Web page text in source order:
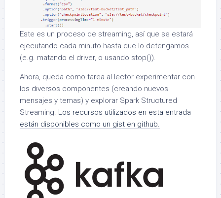
Este es un proceso de streaming, así que se estará
ejecutando cada minuto hasta que lo detengamos
(e.g. matando el driver, o usando stop()).
Ahora, queda como tarea al lector experimentar con
los diversos componentes (creando nuevos
mensajes y temas) y explorar Spark Structured
Streaming. Los recursos utilizados en esta entrada
están disponibles como un gist en github.